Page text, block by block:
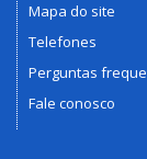
Mapa do site
Telefones
Perguntas
Fale conosco